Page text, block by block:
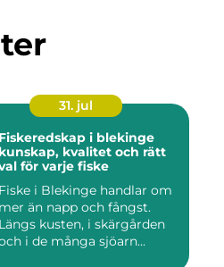
31. jul
Fiskeredskap i blekinge
kunskap, kvalitet och rätt
för varje fiske
Fiske i Blekinge handlar om
mer än napp och fångst.
Längs kusten, i skärgården
i de många sjöarn...